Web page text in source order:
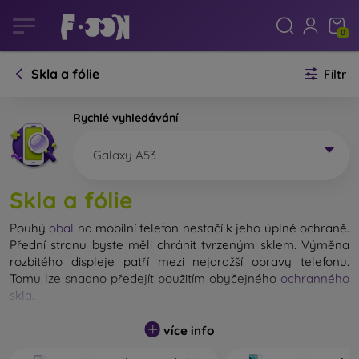
0
Skla a fólie Filtr
Rychlé vyhledávání
Galaxy A53
Skla a fólie
Pouhý obal na mobilní telefon nestačí k jeho úplné ochraně.
Přední stranu byste měli chránit tvrzeným sklem. Výměna
rozbitého displeje patří mezi nejdražší opravy telefonu.
Tomu lze snadno předejít použitím obyčejného ochranného
skla
Nerozbitné sklo na mobil sice neexistuje, ale při pádu
zůstane displej ve většině případů nepoškozený. Výběr
více info